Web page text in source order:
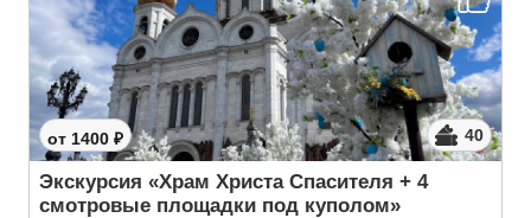
от 1400 ₽ 40
Экскурсия «Храм Христа Спасителя + 4
смотровые площадки под куполом»